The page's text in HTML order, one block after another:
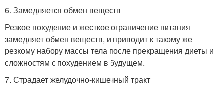
6. Замедляется обмен веществ
Резкое похудение и жесткое ограничение питания
замедляет обмен веществ, и приводит к такому же
резкому набору массы тела после прекращения диеты и
сложностям с похудением в будущем.
7. Страдает желудочно-кишечный тракт